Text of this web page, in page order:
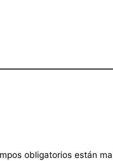
obligatorios están